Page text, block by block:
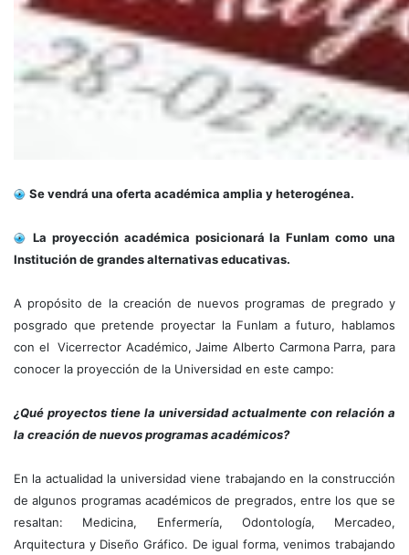
Se vendrá una oferta académica amplia y heterogénea.
La proyección académica posicionará la Funlam como una
Institución de grandes alternativas educativas.
A propósito de la creación de nuevos programas de pregrado y
posgrado que pretende proyectar la Funlam a futuro, hablamos
con el Vicerrector Académico, Jaime Alberto Carmona Parra, para
conocer la proyección de la Universidad en este campo:
¿Qué proyectos tiene la universidad actualmente con relación a
la creación de nuevos programas académicos?
En la actualidad la universidad viene trabajando en la construcción
de algunos programas académicos de pregrados, entre los que se
resaltan: Medicina, Enfermería, Odontología, Mercadeo,
Arquitectura y Diseño Gráfico. De igual forma, venimos trabajando